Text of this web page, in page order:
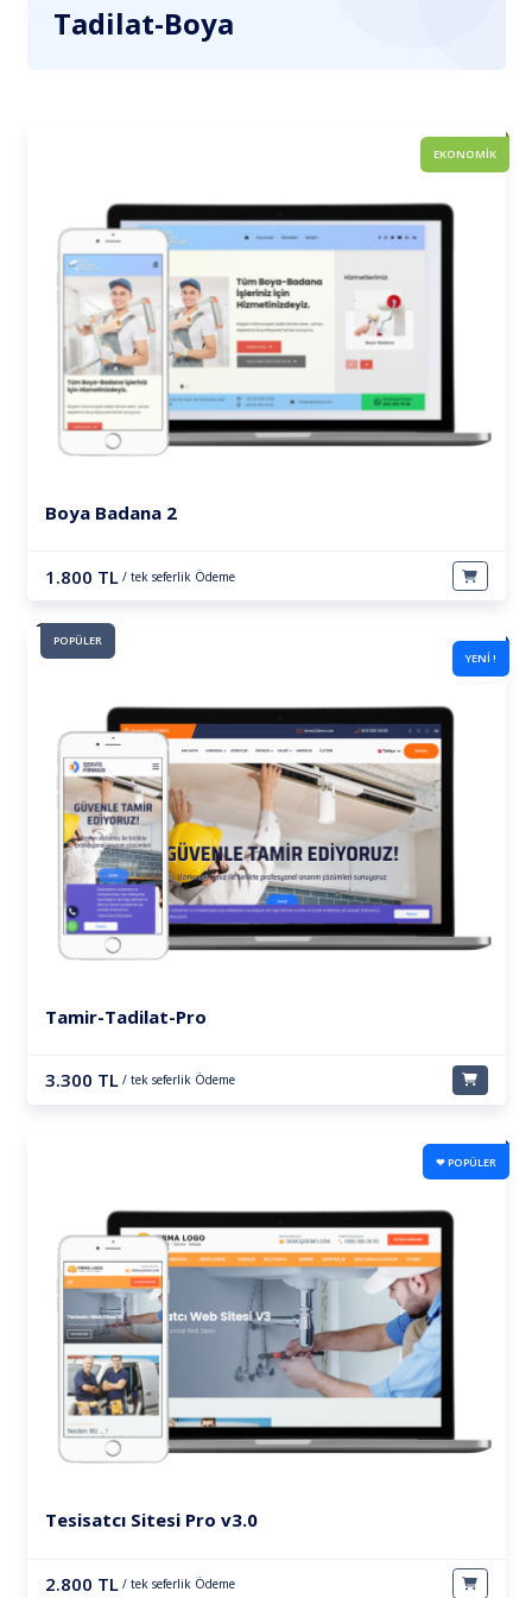
Tadilat-Boya
EKONOMİK
Boya Badana 2
1.800 TL / tek seferlik Ödeme
POPÜLER
YENİ !
Tamir-Tadilat-Pro
3.300 TL / tek seferlik Ödeme
❤ POPÜLER
Tesisatcı Sitesi Pro v3.0
2.800 TL / tek seferlik Ödeme